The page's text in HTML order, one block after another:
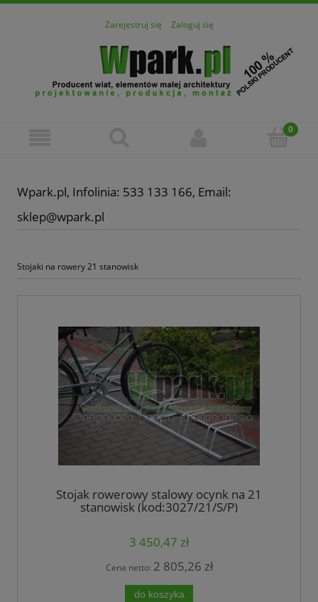
Zarejestruj się Zaloguj się
Wpark.pl, Infolinia: 533 133 166, Email:
sklep@wpark.pl
Stojaki na rowery 21 stanowisk
Stojak rowerowy stalowy ocynk na 21
stanowisk (kod:3027/21/S/P)
3 450,47 zł
Cena netto: 2 805,26 zł
do koszyka